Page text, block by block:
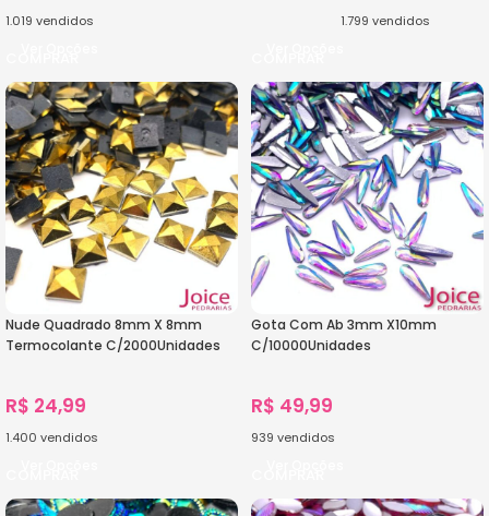
1.019 vendidos 1.799 vendidos
Nude Quadrado 8mm X 8mm
Termocolante C/2000Unidades
R$ 24,99
1.400 vendidos
Gota Com Ab 3mm X10mm
C/10000Unidades
R$ 49,99
939 vendidos